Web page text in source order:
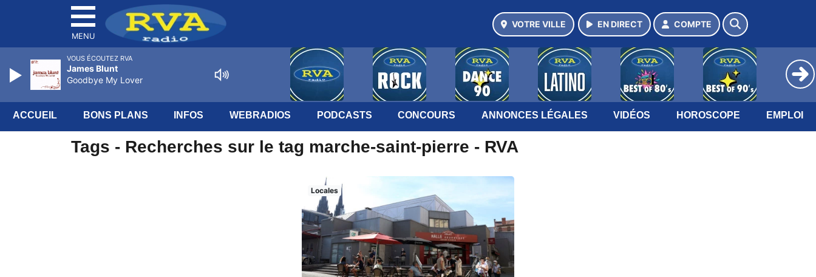
MENU
VOTRE VILLE EN DIRECT COMPTE
ACCUEIL BONS PLANS INFOS WEBRADIOS PODCASTS CONCOURS ANNONCES LÉGALES VIDÉOS HOROSCOPE EMPLOI
Tags - Recherches sur le tag marche-saint-pierre - RVA
Locales
VOUS ÉCOUTEZ RVA
James Blunt
Goodbye My Lover